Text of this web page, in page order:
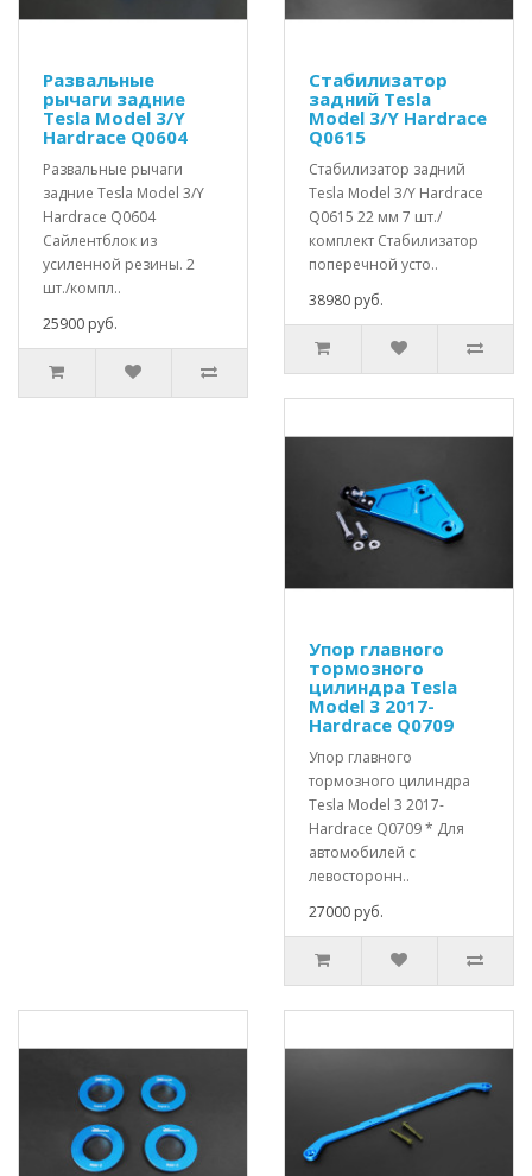
Развальные
рычаги задние
Tesla Model 3/Y
Hardrace Q0604
Развальные рычаги
задние Tesla Model 3/Y
Hardrace Q0604
Сайлентблок из
усиленной резины. 2
шт./компл..
25900 руб.
Стабилизатор
задний Tesla
Model 3/Y Hardrace
Q0615
Стабилизатор задний
Tesla Model 3/Y Hardrace
Q0615 22 мм 7 шт./
комплект Стабилизатор
поперечной усто..
38980 руб.
Упор главного
тормозного
цилиндра Tesla
Model 3 2017-
Hardrace Q0709
Упор главного
тормозного цилиндра
Tesla Model 3 2017-
Hardrace Q0709 * Для
автомобилей с
левосторонн..
27000 руб.